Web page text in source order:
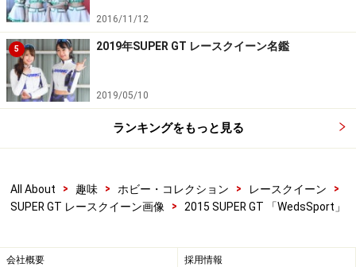
2016/11/12
5 2019年SUPER GT レースクイーン名鑑
2019/05/10
ランキングをもっと見る
All About > 趣味 > ホビー・コレクション > レースクイーン
>
SUPER GT レースクイーン画像
> 2015 SUPER GT 「WedsSport」
会社概要 採用情報